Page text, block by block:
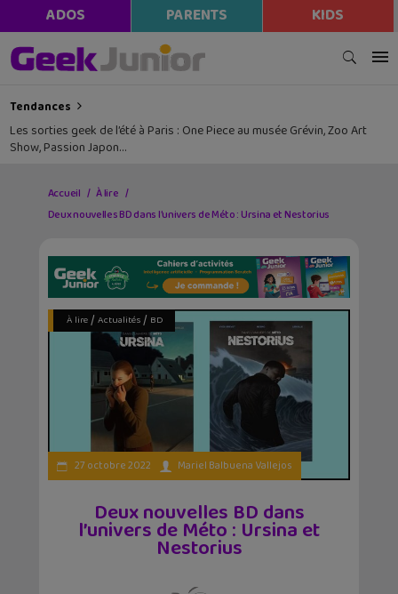
ADOS PARENTS KIDS
Tendances
Les sorties geek de l’été à Paris : One Piece au musée Grévin, Zoo Art
Show, Passion Japon…
Accueil
À lire
Deux nouvelles BD dans l’univers de Méto : Ursina et Nestorius
À lire/ Actualités/ BD
27 octobre 2022 Mariel Balbuena Vallejos
Deux nouvelles BD dans
l’univers de Méto : Ursina et
Nestorius